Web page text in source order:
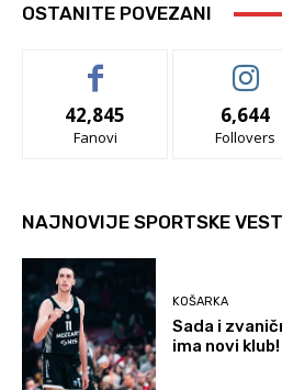
OSTANITE POVEZANI
42,845
Fanovi
6,644
Follovers
NAJNOVIJE SPORTSKE
KOŠARKA
Sada i
ima novi klub!